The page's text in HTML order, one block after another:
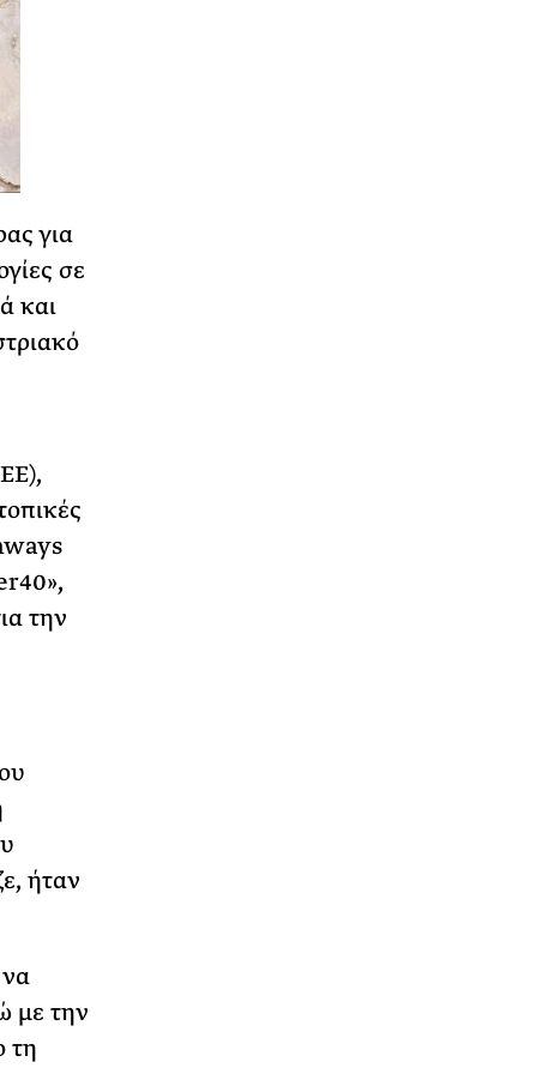
για
σε
και
την
ήταν
με την
τη